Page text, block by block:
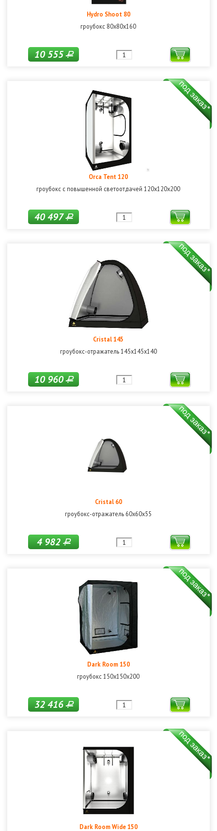
Hydro Shoot 80
гроубокс 80х80х160
10 555Р
Orca Tent 120
гроубокс с повышенной светоотдачей 120х120х200
40 497Р
Cristal 145
гроубокс-отражатель 145х145х140
10 960Р
Cristal 60
гроубокс-отражатель 60х60х55
4 982Р
Dark Room 150
гроубокс 150х150х200
32 416Р
Dark Room Wide 150